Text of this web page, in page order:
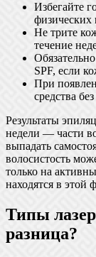
Избегайте
физических
Не трите
течение
SPF, если
При
средства
Результаты
недели — части
выпадать
волосистость
только на
находятся в этой
Типы
разница?